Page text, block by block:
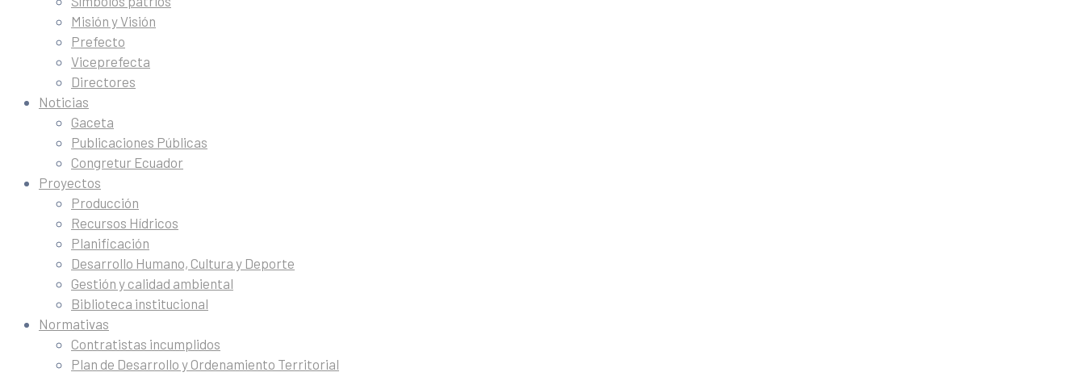
Misión y Visión
Prefecto
Viceprefecta
Directores
Noticias
Gaceta
Publicaciones Públicas
Congretur Ecuador
Proyectos
Producción
Recursos Hídricos
Planificación
Desarrollo Humano, Cultura y Deporte
Gestión y calidad ambiental
Biblioteca institucional
Normativas
Contratistas incumplidos
Plan de Desarrollo y Ordenamiento Territorial